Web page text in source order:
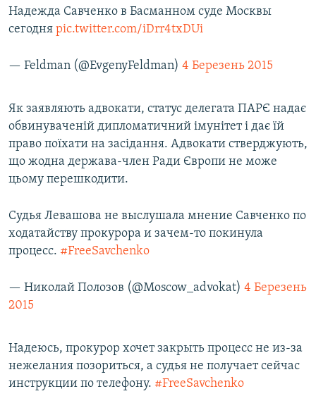
Надежда Савченко в Басманном суде Москвы
сегодня pic.twitter.com/iDrr4txDUi
— Feldman (@EvgenyFeldman) 4 Березень 2015
Як заявляють адвокати, статус делегата ПАРЄ надає
обвинуваченій дипломатичний імунітет і дає їй
право поїхати на засідання. Адвокати стверджують,
що жодна держава-член Ради Європи не може
цьому перешкодити.
Судья Левашова не выслушала мнение Савченко по
ходатайству прокурора и зачем-то покинула
процесс. #FreeSavchenko
— Николай Полозов (@Moscow_advokat) 4 Березень
2015
Надеюсь, прокурор хочет закрыть процесс не из-за
нежелания позориться, а судья не получает сейчас
инструкции по телефону. #FreeSavchenko